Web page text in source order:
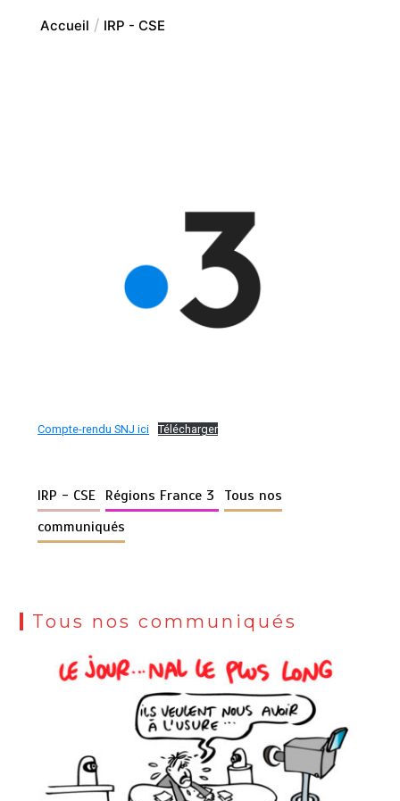
Accueil IRP - CSE
Compte-rendu SNJ ici Télécharger
IRP - CSE Régions France 3
Tous nos
communiqués
Tous nos communiqués